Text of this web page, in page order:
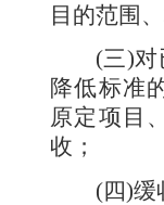
目的范围
(三)对
降低标准
原定项目
收；
(四)缓